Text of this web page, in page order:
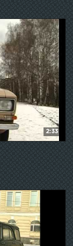
2:33